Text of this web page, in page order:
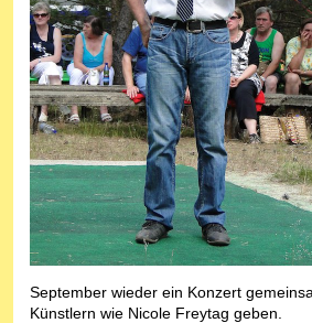
September wieder ein Konzert
Künstlern wie Nicole Freytag geben.